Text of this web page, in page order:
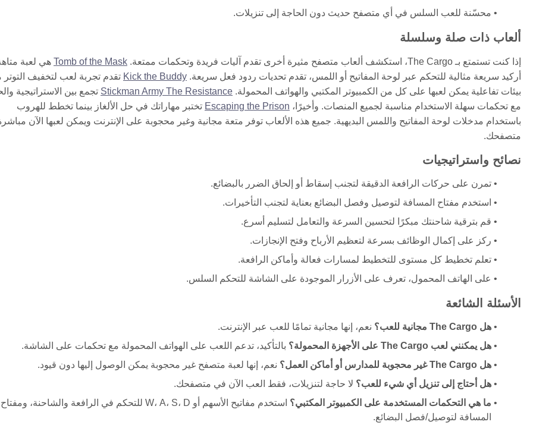
محسّنة للعب السلس في أي متصفح حديث دون الحاجة إلى تنزيلات.
ألعاب ذات صلة وسلسلة
إذا كنت تستمتع بـ The Cargo، استكشف ألعاب متصفح مثيرة أخرى تقدم آليات فريدة وتحكمات ممتعة. Tomb of the Mask هي لعبة
أركيد سريعة مثالية للتحكم عبر لوحة المفاتيح أو اللمس، تقدم تحديات ردود فعل سريعة. Kick the Buddy تقدم تجربة لعب لتخفيف التوتر
بيئات تفاعلية يمكن لعبها على كل من الكمبيوتر المكتبي والهواتف المحمولة. Stickman Army The Resistance تجمع بين الاستراتيجية
مع تحكمات سهلة الاستخدام مناسبة لجميع المنصات. وأخيرًا، Escaping the Prison تختبر مهاراتك في حل الألغاز بينما تخطط للهروب
باستخدام مدخلات لوحة المفاتيح واللمس البديهية. جميع هذه الألعاب توفر متعة مجانية وغير محجوبة على الإنترنت ويمكن لعبها الآن
متصفحك.
نصائح واستراتيجيات
تمرن على حركات الرافعة الدقيقة لتجنب إسقاط أو إلحاق الضرر بالبضائع.
استخدم مفتاح المسافة لتوصيل وفصل البضائع بعناية لتجنب التأخيرات.
قم بترقية شاحنتك مبكرًا لتحسين السرعة والتعامل لتسليم أسرع.
ركز على إكمال الوظائف بسرعة لتعظيم الأرباح وفتح الإنجازات.
تعلم تخطيط كل مستوى للتخطيط لمسارات فعالة وأماكن الرافعة.
على الهاتف المحمول، تعرف على الأزرار الموجودة على الشاشة للتحكم السلس.
الأسئلة الشائعة
هل The Cargo مجانية للعب؟
نعم، إنها مجانية تمامًا للعب عبر الإنترنت.
هل يمكنني لعب The Cargo على الأجهزة المحمولة؟
بالتأكيد، تدعم اللعب على الهواتف المحمولة مع تحكمات على الشاشة.
هل The Cargo غير محجوبة للمدارس أو أماكن العمل؟
نعم، إنها لعبة متصفح غير محجوبة يمكن الوصول إليها دون قيود.
هل أحتاج إلى تنزيل أي شيء للعب؟ لا حاجة لتنزيلات، فقط العب الآن في متصفحك.
ما هي التحكمات المستخدمة على الكمبيوتر المكتبي؟
استخدم مفاتيح الأسهم أو W، A، S، D للتحكم في الرافعة والشاحنة، ومفتاح
المسافة لتوصيل/فصل البضائع.